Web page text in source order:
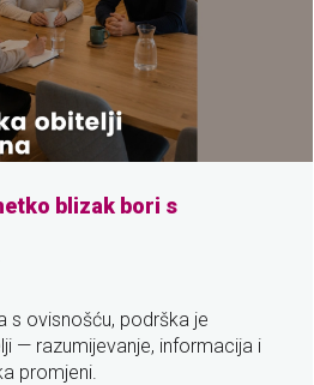
blizak bori s
s ovisnošću, podrška je
— razumijevanje, informacija i
promjeni.